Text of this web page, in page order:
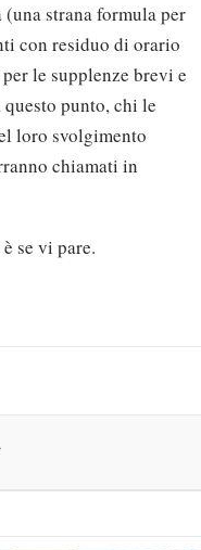
strana formula per
con residuo di orario
le supplenze brevi e
punto, chi le
loro svolgimento
chiamati in
se vi pare.